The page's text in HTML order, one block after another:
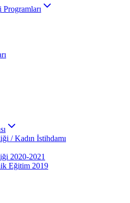
/ Kadın İstihdamı
2020-2021
Eğitim 2019